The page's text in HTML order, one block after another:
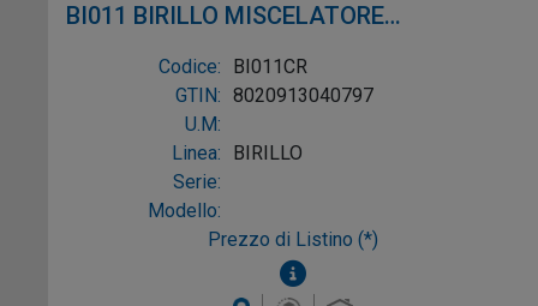
BI011 BIRILLO MISCELATORE
MONOCOMANDO INCASSO DOCCIA
LUSSO CROMO
Codice:
BI011CR
GTIN: 8020913040797
U.M:
Linea:
BIRILLO
Serie:
Modello:
Prezzo di Listino (*)